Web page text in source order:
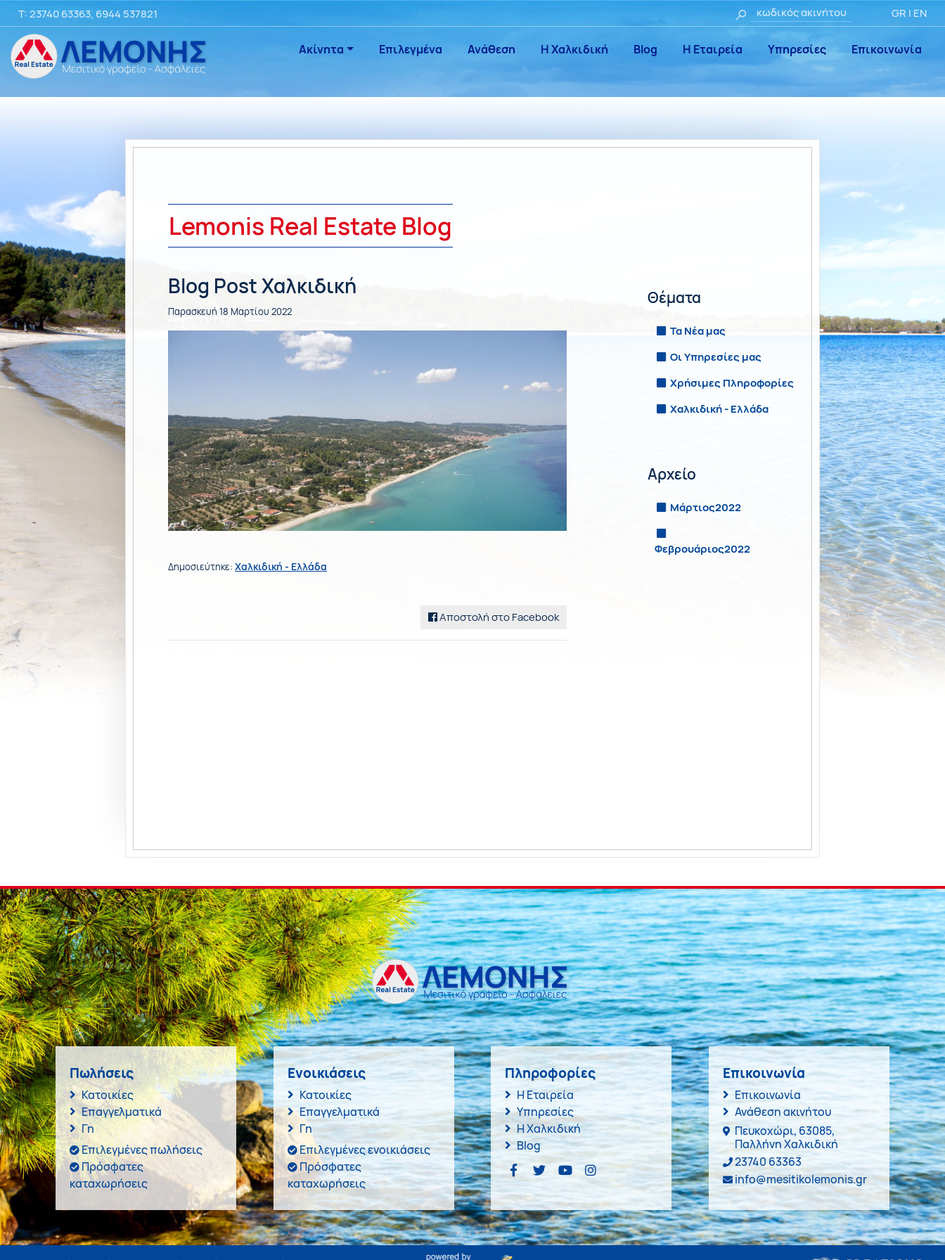
T:23740 63363, 6944 537821 GR | EN
Ακίνητα Επιλεγμένα Ανάθεση Η Χαλκιδική Blog Η Εταιρεία Υπηρεσίες Επικοινωνία
Lemonis Real Estate Blog
Blog Post Χαλκιδική
Παρασκευή 18 Μαρτίου 2022
Δημοσιεύτηκε:Χαλκιδική - Ελλάδα
Αποστολή στο Facebook
Θέματα
Τα Νέα μας
Οι Υπηρεσίες μας
Χρήσιμες Πληροφορίες
Χαλκιδική - Ελλάδα
Αρχείο
Μάρτιος2022
Φεβρουάριος2022
Πωλήσεις
Κατοικίες
Επαγγελματικά
Γη
Επιλεγμένες πωλήσεις
Πρόσφατες
καταχωρήσεις
Ενοικιάσεις
Κατοικίες
Επαγγελματικά
Γη
Επιλεγμένες ενοικιάσεις
Πρόσφατες
καταχωρήσεις
Πληροφορίες
Η Εταιρεία
Υπηρεσίες
Η Χαλκιδική
Blog
Επικοινωνία
Επικοινωνία
Ανάθεση ακινήτου
Πευκοχώρι, 63085,
Παλλήνη Χαλκιδική
23740 63363
info@mesitikolemonis.gr